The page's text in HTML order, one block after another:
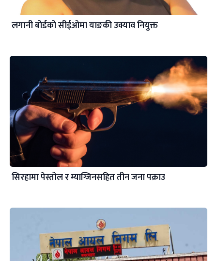
लगानी बोर्डको सीईओमा याङकी उक्याव नियुक्त
सिरहामा पेस्तोल र म्याग्जिनसहित तीन जना पक्राउ